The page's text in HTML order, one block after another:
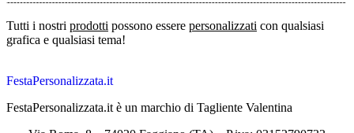
Tutti i nostri prodotti possono essere personalizzati con qualsiasi
grafica e qualsiasi tema!
FestaPersonalizzata.it
FestaPersonalizzata.it è un marchio di Tagliente Valentina